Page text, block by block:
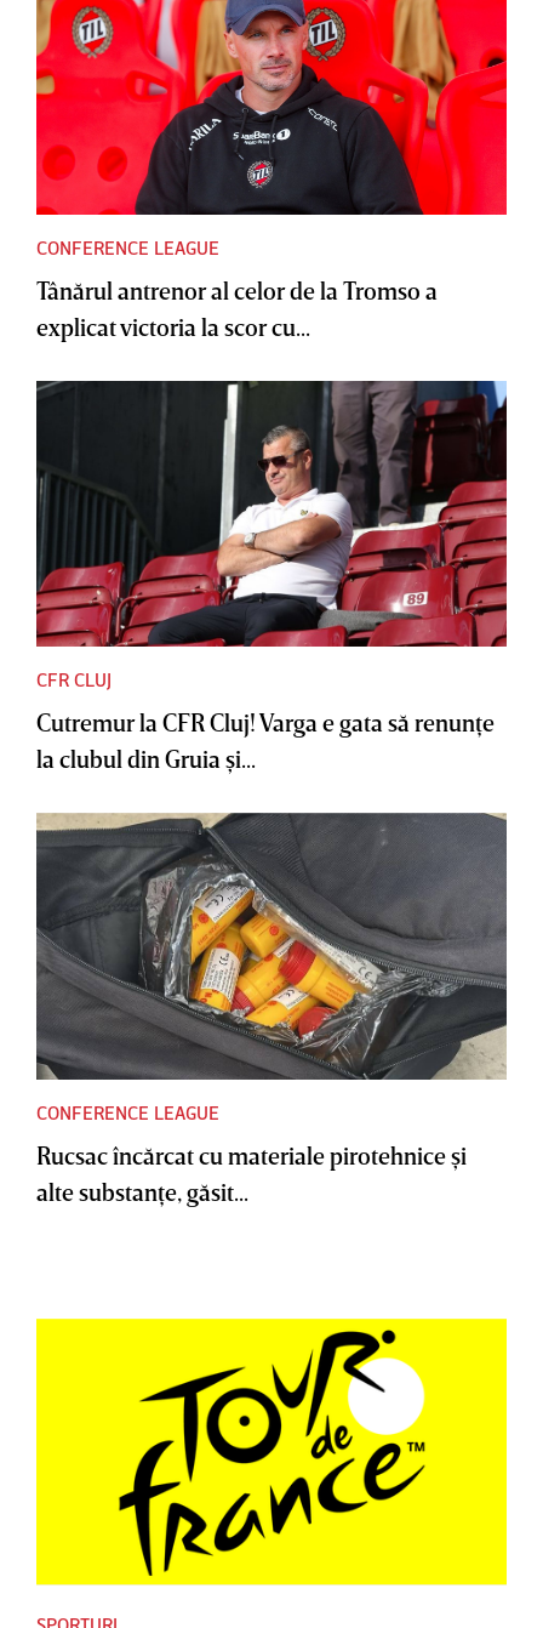
CONFERENCE LEAGUE
Tânărul antrenor al celor de la Tromso a
explicat victoria la scor cu...
CFR CLUJ
Cutremur la CFR Cluj! Varga e gata să renunţe
la clubul din Gruia şi...
CONFERENCE LEAGUE
Rucsac încărcat cu materiale pirotehnice şi
alte substanţe, găsit...